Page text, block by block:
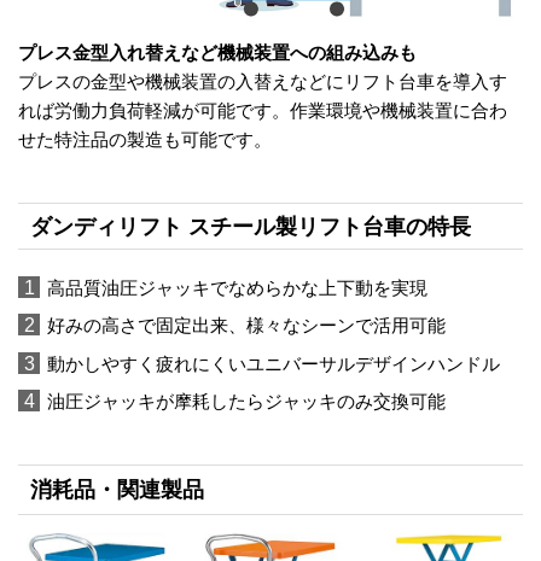
プレス金型入れ替えなど機械装置への組み込みも
プレスの金型や機械装置の入替えなどにリフト台車を導入す
れば労働力負荷軽減が可能です。作業環境や機械装置に合わ
せた特注品の製造も可能です。
ダンディリフト スチール製リフト台車の特長
1
高品質油圧ジャッキでなめらかな上下動を実現
2
好みの高さで固定出来、様々なシーンで活用可能
3
動かしやすく疲れにくいユニバーサルデザインハンドル
4
油圧ジャッキが摩耗したらジャッキのみ交換可能
消耗品・関連製品